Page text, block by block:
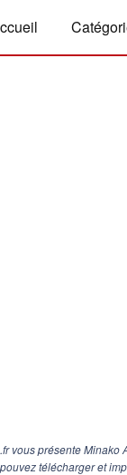
vous présente Minako
télécharger et